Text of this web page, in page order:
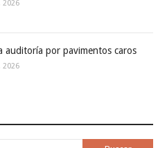
2026
auditoría por pavimentos caros
2026